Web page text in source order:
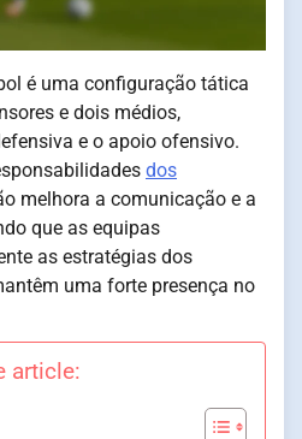
é uma configuração tática
e dois médios,
e o apoio ofensivo.
dos
melhora a comunicação e a
que as equipas
as estratégias dos
uma forte presença no
article: